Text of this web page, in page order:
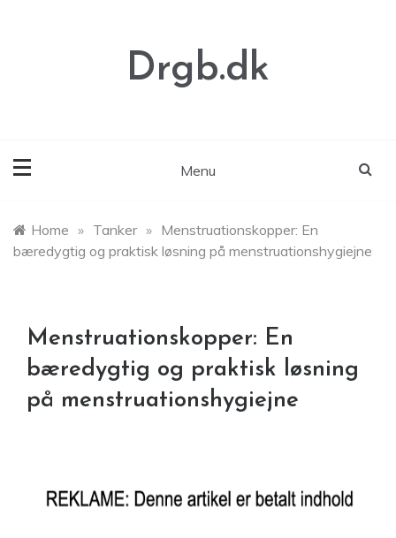
Drgb.dk
Menu
Home » Tanker » Menstruationskopper: En
bæredygtig og praktisk løsning på menstruationshygiejne
Menstruationskopper: En
bæredygtig og praktisk løsning
på menstruationshygiejne